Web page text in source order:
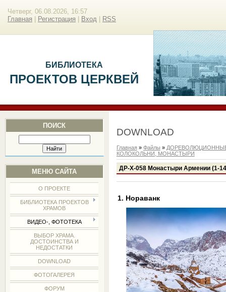
Четверг, 06.08.2026, 16:57
Главная
Регистрация Вход RSS
БИБЛИОТЕКА
ПРОЕКТОВ ЦЕРКВЕЙ
ПОИСК
МЕНЮ САЙТА
О ПРОЕКТЕ
БИБЛИОТЕКА ПРОЕКТОВ
ХРАМОВ
ВИДЕО-, ФОТОТЕКА
ВЫБОР ХРАМА.
ДОСТОИНСТВА И
НЕДОСТАТКИ
DOWNLOAD
ФОТОГАЛЕРЕЯ
ФОРУМ
DOWNLOAD
Главная » Файлы »
КОЛОКОЛЬНИ, МОНАСТЫРИ
ДР-Х-058 Монастыри Армении (1-
1. Нораванк